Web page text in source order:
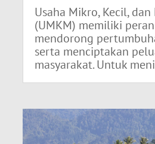
Usaha Mikro, Kecil,
(UMKM) memiliki
mendorong
serta menciptakan
masyarakat. Untuk